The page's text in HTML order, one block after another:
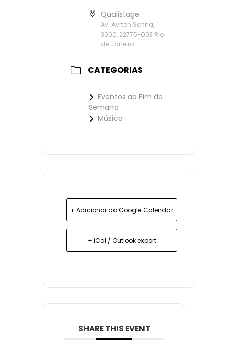
Qualistage
Av. Ayrton Senna,
3000, 22775-003 Rio
de Janeiro
CATEGORIAS
Eventos ao Fim de
Semana
Música
+ Adicionar ao Google Calendar
+ iCal / Outlook export
SHARE THIS EVENT